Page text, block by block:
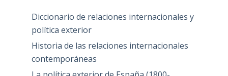
Diccionario de relaciones internacionales y
política exterior
Historia de las relaciones internacionales
contemporáneas